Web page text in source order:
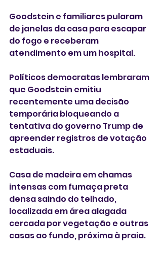
Goodstein e familiares pularam
de janelas da casa para escapar
do fogo e receberam
atendimento em um hospital.
Políticos democratas lembraram
que Goodstein emitiu
recentemente uma decisão
temporária bloqueando a
tentativa do governo Trump de
apreender registros de votação
estaduais.
Casa de madeira em chamas
intensas com fumaça preta
densa saindo do telhado,
localizada em área alagada
cercada por vegetação e outras
casas ao fundo, próxima à praia.